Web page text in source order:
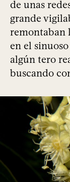
de unas
grande
remontaban
en el
algún tero
buscando